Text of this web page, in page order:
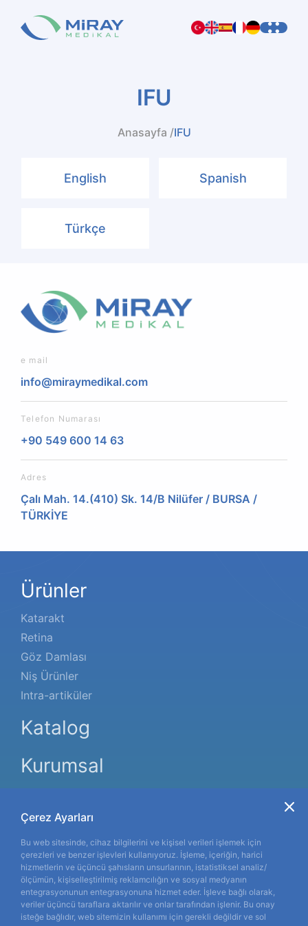
IFU
Anasayfa /IFU
English Spanish
Türkçe
e mail
info@miraymedikal.com
Telefon Numarası
+90 549 600 14 63
Adres
Çalı Mah. 14.(410) Sk. 14/B Nilüfer / BURSA /
TÜRKİYE
Ürünler
Katarakt
Retina
Göz Damlası
Niş Ürünler
Intra-artiküler
Katalog
Kurumsal
Bizden Haberler
İletişim
Gözlerinizinkonforu
önceliğimizdir.
Çerez Ayarları
Bu web sitesinde, cihaz bilgilerini ve kişisel verileri işlemek için
çerezleri ve benzer işlevleri kullanıyoruz. İşleme, içeriğin, harici
hizmetlerin ve üçüncü şahısların unsurlarının, istatistiksel analiz/
ölçümün, kişiselleştirilmiş reklamcılığın ve sosyal medyanın
entegrasyonunun entegrasyonuna hizmet eder. İşleve bağlı olarak,
veriler üçüncü taraflara aktarılır ve onlar tarafından işlenir. Bu onay
isteğe bağlıdır, web sitemizin kullanımı için gerekli değildir ve sol